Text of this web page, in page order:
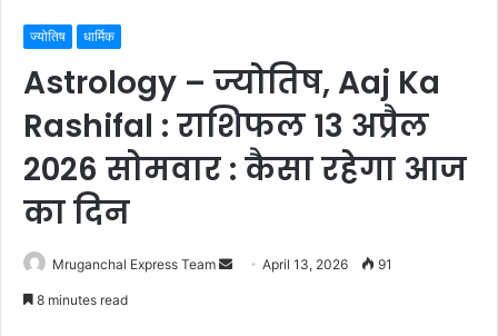
ज्योतिष धार्मिक
Astrology – ज्योतिष, Aaj Ka
Rashifal : राशिफल 13 अप्रैल
2026 सोमवार : कैसा रहेगा आज
का दिन
Mruganchal Express Team
Send April 13, 2026 91
8 minutes read